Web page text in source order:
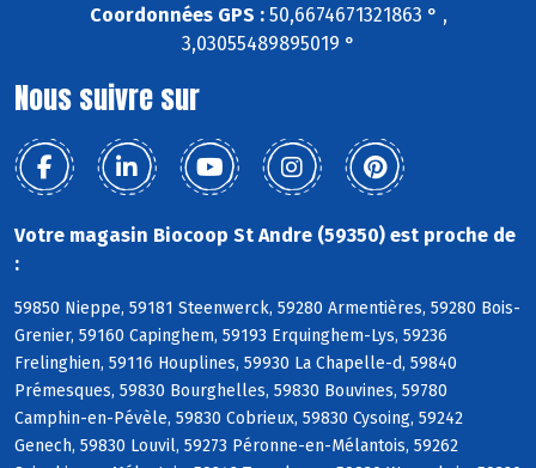
Coordonnées GPS :50,6674671321863 ° ,
3,03055489895019 °
Nous suivre sur
Votre magasin Biocoop St Andre (59350) est proche de
:
59850 Nieppe, 59181 Steenwerck, 59280 Armentières, 59280 Bois-
Grenier, 59160 Capinghem, 59193 Erquinghem-Lys, 59236
Frelinghien, 59116 Houplines, 59930 La Chapelle-d, 59840
Prémesques, 59830 Bourghelles, 59830 Bouvines, 59780
Camphin-en-Pévèle, 59830 Cobrieux, 59830 Cysoing, 59242
Genech, 59830 Louvil, 59273 Péronne-en-Mélantois, 59262